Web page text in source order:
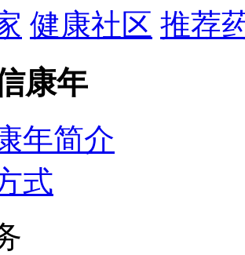
健康社区 推荐
康年
年简介
式